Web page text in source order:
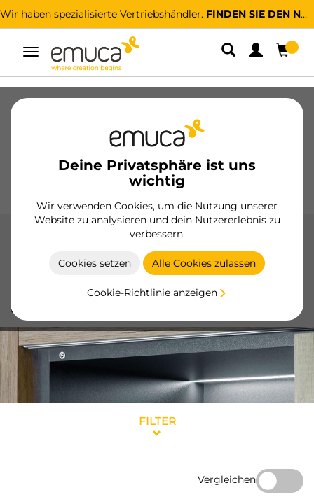
Wir haben spezialisierte Vertriebshändler. FINDEN SIE DEN NÄCHSTGELEGENEN
Umschaltbare
Navigation
Deine Privatsphäre ist uns
wichtig
Wir verwenden Cookies, um die Nutzung unserer
Website zu analysieren und dein Nutzererlebnis zu
verbessern.
Cookies setzen Alle Cookies zulassen
Cookie-Richtlinie anzeigen
Führungssysteme
Schiebesysteme
Griffe Sockel
Konverter und sensoren
Wandler und Sensoren von Emuca: Optimieren Sie Ihre
fortschrittlichen Sensoren für Berührungs-, Bewegungs-
und Näherungssteuerung.
FILTER
Vergleichen